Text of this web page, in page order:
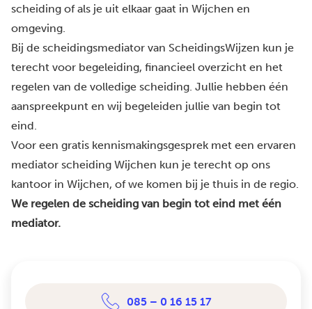
scheiding of als je uit elkaar gaat in Wijchen en
omgeving.
Bij de scheidingsmediator van ScheidingsWijzen kun je
terecht voor begeleiding, financieel overzicht en het
regelen van de volledige scheiding. Jullie hebben één
aanspreekpunt en wij begeleiden jullie van begin tot
eind.
Voor een gratis kennismakingsgesprek met een ervaren
mediator scheiding Wijchen kun je terecht op ons
kantoor in Wijchen, of we komen bij je thuis in de regio.
We regelen de scheiding van begin tot eind met één
mediator.
085 – 0 16 15 17